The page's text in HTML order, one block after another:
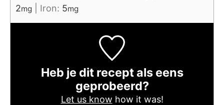
2mg Iron: 5mg
Heb je dit recept als eens
geprobeerd?
Let us know how it was!